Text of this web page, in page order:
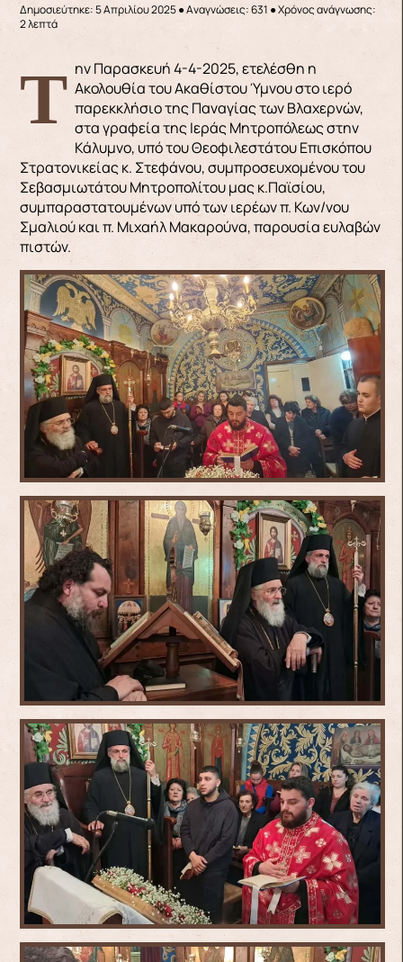
Δημοσιεύτηκε: 5 Απριλίου 2025●Αναγνώσεις: 631 ● Χρόνος ανάγνωσης:
2 λεπτά
Την Παρασκευή 4-4-2025, ετελέσθη η Ακολουθία του Ακαθίστου Ύμνου στο ιερό
παρεκκλήσιο της Παναγίας των Βλαχερνών,
στα γραφεία της Ιεράς Μητροπόλεως στην
Κάλυμνο, υπό του Θεοφιλεστάτου Επισκόπου
Στρατονικείας κ. Στεφάνου, συμπροσευχομένου του
Σεβασμιωτάτου Μητροπολίτου μας κ.Παϊσίου,
συμπαραστατουμένων υπό των ιερέων π. Κων/νου
Σμαλιού και π. Μιχαήλ Μακαρούνα, παρουσία ευλαβών
πιστών.